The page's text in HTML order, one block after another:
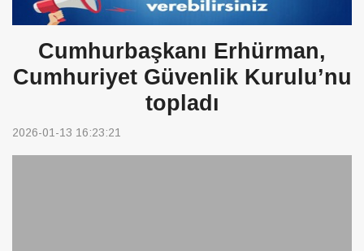
Cumhurbaşkanı Erhürman,
Cumhuriyet Güvenlik Kurulu’nu
topladı
2026-01-13 16:23:21